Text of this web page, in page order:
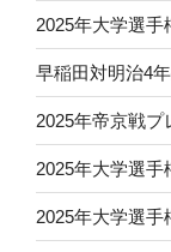
2025年大学選
早稲田対明治4
2025年帝京戦プ
2025年大学選
2025年大学選